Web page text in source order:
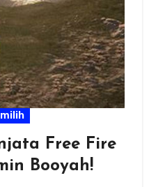
Free Fire
Booyah!